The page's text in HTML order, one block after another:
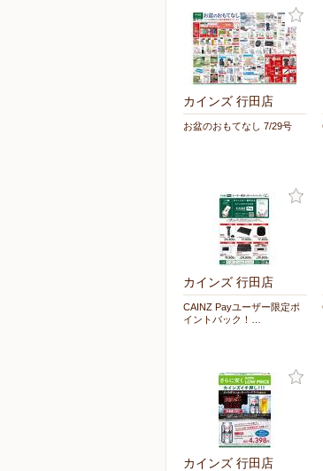
カインズ 行田店
お盆のおもてなし 7/29号
カインズ 行田店
CAINZ Payユーザー限定ポ
イントバック！…
カインズ 行田店